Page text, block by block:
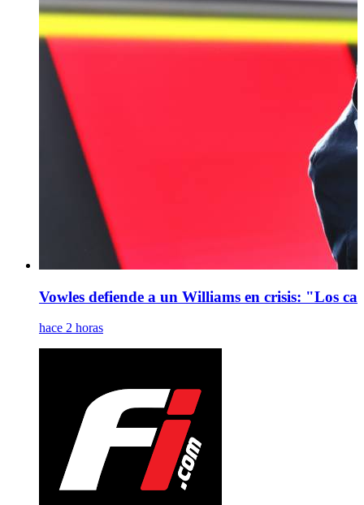
Vowles defiende a un Williams en crisis: "Los
hace 2 horas